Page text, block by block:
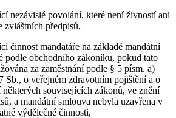
nezávislé povolání, které není živností ani
zvláštních předpisů,
činnost mandatáře na základě mandátní
podle obchodního zákoníku, pokud tato
za zaměstnání podle § 5 písm. a)
Sb., o veřejném zdravotním pojištění a o
některých souvisejících zákonů, ve znění
a mandátní smlouva nebyla uzavřena v
výdělečné činnosti,